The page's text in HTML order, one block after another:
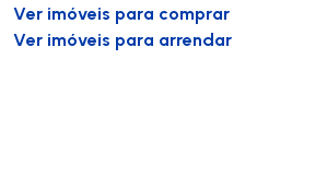
Ver imóveis para comprar
Ver imóveis para arrendar